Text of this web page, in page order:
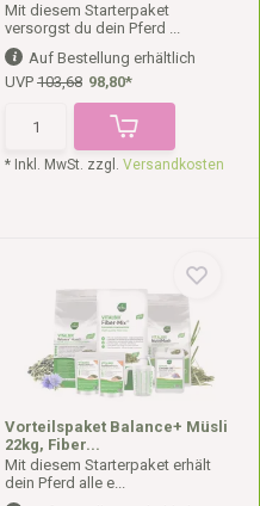
Mit diesem Starterpaket
versorgst du dein Pferd ...
Auf Bestellung erhältlich
UVP 103,68 98,80*
* Inkl. MwSt. zzgl. Versandkosten
Vorteilspaket Balance+ Müsli
22kg, Fiber...
Mit diesem Starterpaket erhält
dein Pferd alle e...